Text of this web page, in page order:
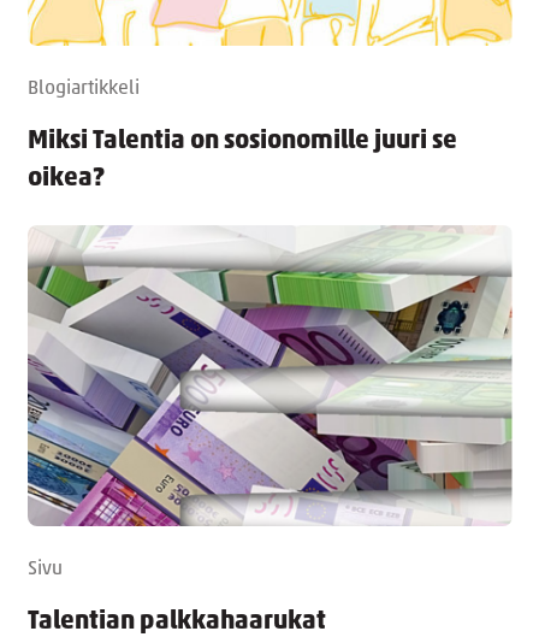
Blogiartikkeli
Miksi Talentia on sosionomille juuri se
oikea?
Sivu
Talentian palkkahaarukat